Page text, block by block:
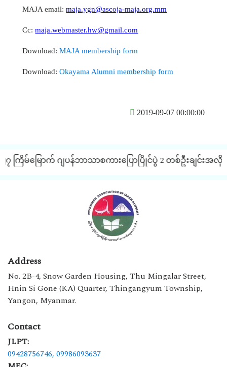
MAJA email:maja.ygn@ascoja-maja.org.mm
Cc:maja.webmaster.hw@gmail.com
Download:MAJA membership form
Download:Okayama Alumni membership form
2019-09-07 00:00:00
၇ ကြိမ်မြောက် ဂျပန်ဘာသာစကားပြောပြိုင်ပွဲ 2 တစ်ဦးချင်းအလို
Address
No. 2B-4, Snow Garden Housing, Thu Mingalar Street,
Hnin Si Gone (KA) Quarter, Thingangyum Township,
Yangon, Myanmar.
Contact
JLPT:
09428756746, 09986093637